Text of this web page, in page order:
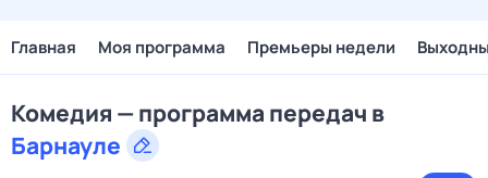
Главная Моя программа Премьеры недели
Комедия — программа передач в
Барнауле